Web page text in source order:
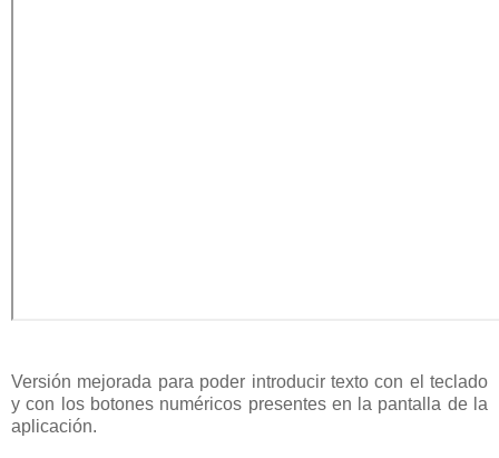
Versión mejorada para poder introducir texto con el teclado
y con los botones numéricos presentes en la pantalla de la
aplicación.